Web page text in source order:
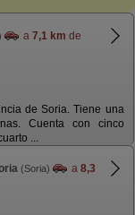
a 7,1 km de
de Soria. Tiene una
Cuenta con cinco
...
(Soria) a 8,3